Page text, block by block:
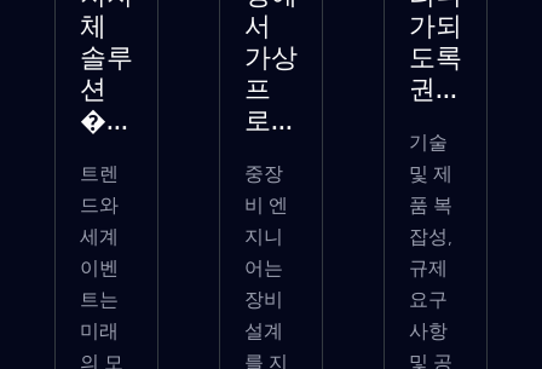
체
솔루
션
�...
트렌
드와
세계
이벤
트는
미래
의 모
서
가상
프
로...
중장
비 엔
지니
어는
장비
설계
를 지
가되
도록
권...
기술
및 제
품 복
잡성,
규제
요구
사항
및 공